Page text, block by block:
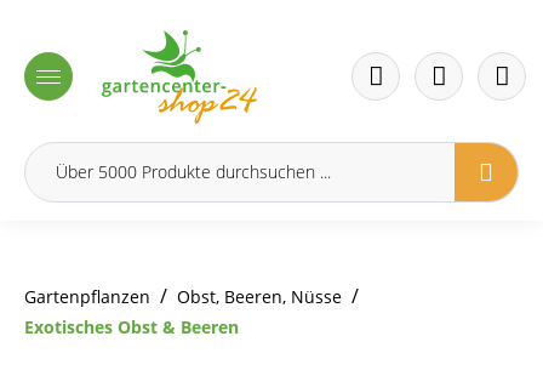
Gartenpflanzen / Obst, Beeren, Nüsse /
Exotisches Obst & Beeren